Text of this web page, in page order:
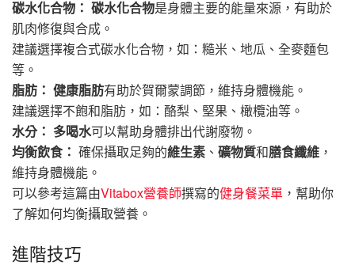
碳水化合物： 碳水化合物是身體主要的能量來源，有助於
肌肉修復與合成。
建議選擇複合式碳水化合物，如：糙米、地瓜、全麥麵包
等。
脂肪： 健康脂肪有助於賀爾蒙調節，維持身體機能。
建議選擇不飽和脂肪，如：酪梨、堅果、橄欖油等。
水分： 多喝水可以幫助身體排出代謝廢物。
均衡飲食： 確保攝取足夠的維生素 、 礦物質和膳食纖維 ，
維持身體機能。
可以參考這篇由Vitabox營養師撰寫的健身餐菜單 ，幫助你
了解如何均衡攝取營養。
進階技巧